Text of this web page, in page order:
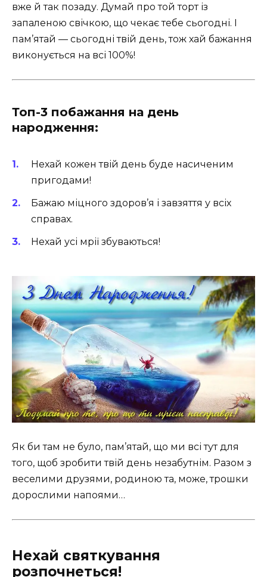
вже й так позаду. Думай про той торт із
запаленою свічкою, що чекає тебе сьогодні. І
пам’ятай — сьогодні твій день, тож хай бажання
виконується на всі 100%!
Топ-3 побажання на день
народження:
Нехай кожен твій день буде насиченим
пригодами!
Бажаю міцного здоров’я і завзяття у всіх
справах.
Нехай усі мрії збуваються!
Як би там не було, пам’ятай, що ми всі тут для
того, щоб зробити твій день незабутнім. Разом з
веселими друзями, родиною та, може, трошки
дорослими напоями…
Нехай святкування
розпочнеться!